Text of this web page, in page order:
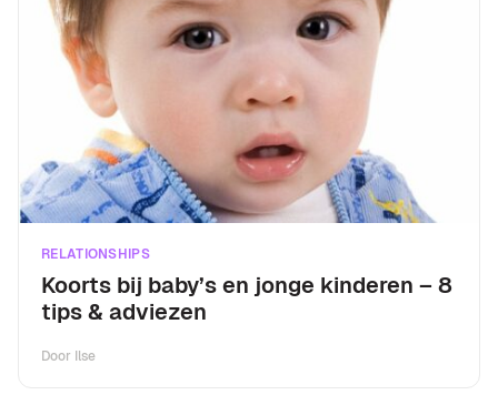
RELATIONSHIPS
Koorts bij baby’s en jonge kinderen – 8
tips & adviezen
Door Ilse